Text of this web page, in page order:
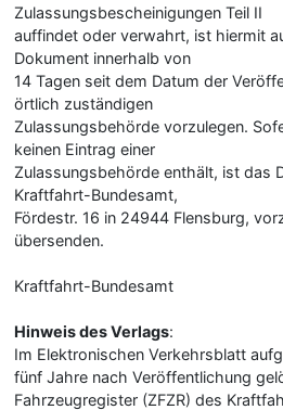
Zulassungsbescheinigungen Teil II
auffindet oder verwahrt, ist hiermit
Dokument innerhalb von
14 Tagen seit dem Datum der
örtlich zuständigen
Zulassungsbehörde vorzulegen.
keinen Eintrag einer
Zulassungsbehörde enthält, ist das
Kraftfahrt-Bundesamt,
Fördestr. 16 in 24944 Flensburg,
übersenden.
Kraftfahrt-Bundesamt
Hinweis des Verlags:
Im Elektronischen Verkehrsblatt
fünf Jahre nach Veröffentlichung
Fahrzeugregister (ZFZR) des